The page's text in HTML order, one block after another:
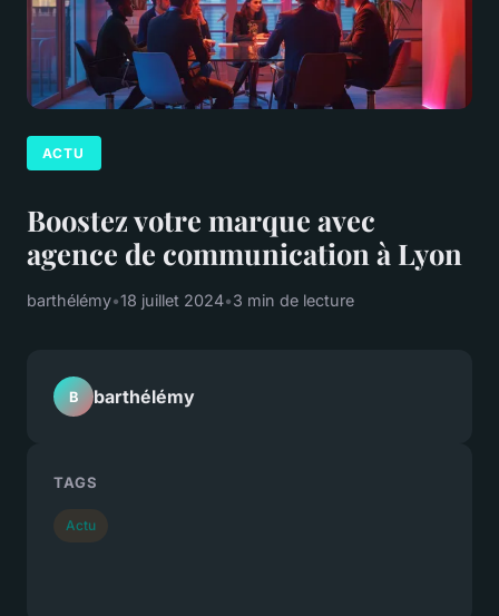
ACTU
Boostez votre marque avec
agence de communication à Lyon
barthélémy•18 juillet 2024•3 min de lecture
B barthélémy
TAGS
Actu